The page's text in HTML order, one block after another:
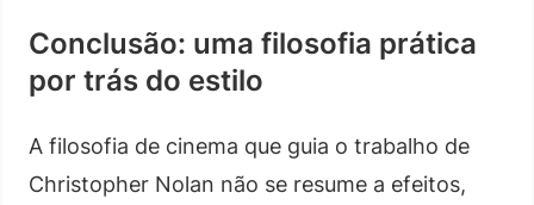
Conclusão: uma filosofia prática
por trás do estilo
A filosofia de cinema que guia o trabalho de
Christopher Nolan não se resume a efeitos,